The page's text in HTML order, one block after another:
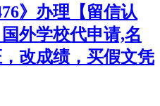
》办理【留信认
外学校代申请,名
改成绩，买假文凭